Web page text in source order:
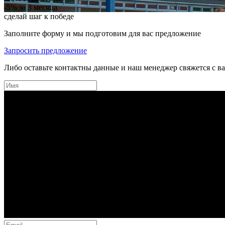
-5%за 3 месяца
сделай шаг к победе
Заполните форму и мы подготовим для вас предложение
Запросить предложение
Либо оставьте контактны данные и наш менеджер свяжется с